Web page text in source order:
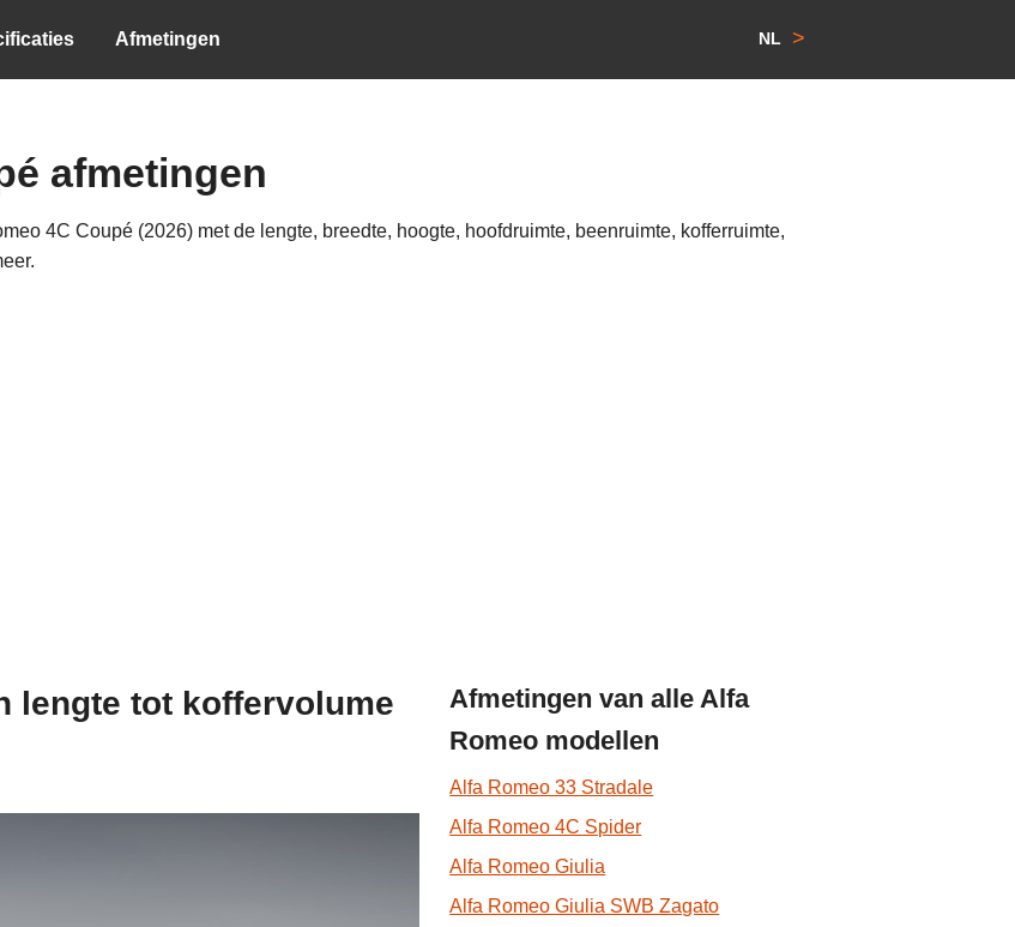
Afmetingen NL >
afmetingen
4C Coupé (2026) met de lengte, breedte, hoogte, hoofdruimte, beenruimte, kofferruimte,
lengte tot koffervolume
Afmetingen van alle Alfa
Romeo modellen
Alfa Romeo 33 Stradale
Alfa Romeo 4C Spider
Alfa Romeo Giulia
Alfa Romeo Giulia SWB Zagato